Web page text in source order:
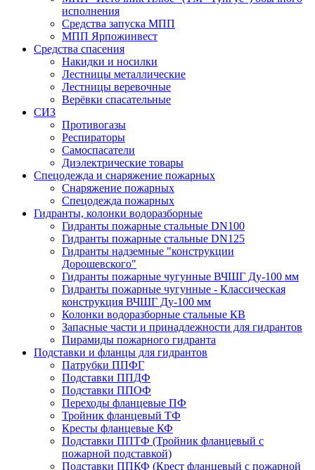
исполнения
Средства запуска МПП
МПП Ярпожинвест
Средства спасения
Накидки и носилки
Лестницы металлические
Лестницы веревочные
Верёвки спасательные
СИЗ
Противогазы
Респираторы
Самоспасатели
Диэлектрические товары
Спецодежда и снаряжение пожарных
Снаряжение пожарных
Спецодежда пожарных
Гидранты, колонки водоразборные
Гидранты пожарные стальные DN100
Гидранты пожарные стальные DN125
Гидранты надземные "конструкции
Дорошевского"
Гидранты пожарные чугунные ВЧШГ Ду-100 мм
Гидранты пожарные чугунные - Классическая
конструкция ВЧШГ Ду-100 мм
Колонки водоразборные стальные КВ
Запасные части и принадлежности для гидрантов
Пирамиды пожарного гидранта
Подставки и фланцы для гидрантов
Патрубки ППФГ
Подставки ППДФ
Подставки ППОФ
Переходы фланцевые ПФ
Тройник фланцевый ТФ
Кресты фланцевые КФ
Подставки ППТФ (Тройник фланцевый с
пожарной подставкой)
Подставки ППКФ (Крест фланцевый с пожарной